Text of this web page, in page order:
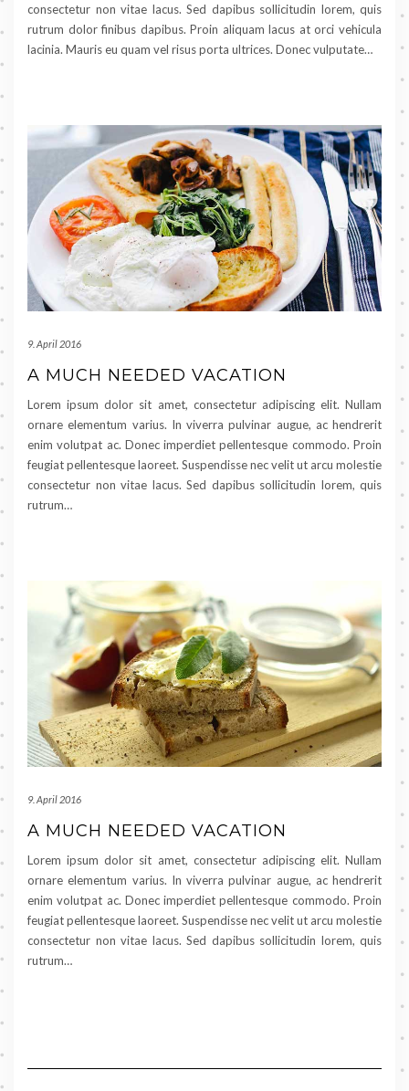
consectetur non vitae lacus. Sed dapibus sollicitudin lorem, quis
rutrum dolor finibus dapibus. Proin aliquam lacus at orci vehicula
lacinia. Mauris eu quam vel risus porta ultrices. Donec vulputate…
9. April 2016
A MUCH NEEDED VACATION
Lorem ipsum dolor sit amet, consectetur adipiscing elit. Nullam
ornare elementum varius. In viverra pulvinar augue, ac hendrerit
enim volutpat ac. Donec imperdiet pellentesque commodo. Proin
feugiat pellentesque laoreet. Suspendisse nec velit ut arcu molestie
consectetur non vitae lacus. Sed dapibus sollicitudin lorem, quis
rutrum…
9. April 2016
A MUCH NEEDED VACATION
Lorem ipsum dolor sit amet, consectetur adipiscing elit. Nullam
ornare elementum varius. In viverra pulvinar augue, ac hendrerit
enim volutpat ac. Donec imperdiet pellentesque commodo. Proin
feugiat pellentesque laoreet. Suspendisse nec velit ut arcu molestie
consectetur non vitae lacus. Sed dapibus sollicitudin lorem, quis
rutrum…